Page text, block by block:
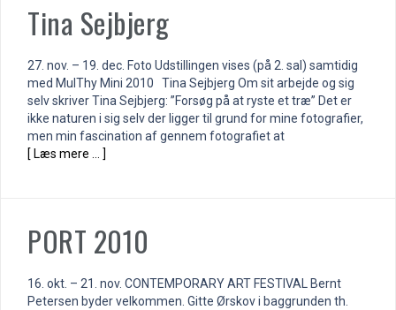
Tina Sejbjerg
27. nov. – 19. dec. Foto Udstillingen vises (på 2. sal) samtidig
med MulThy Mini 2010 Tina Sejbjerg Om sit arbejde og sig
selv skriver Tina Sejbjerg: ”Forsøg på at ryste et træ” Det er
ikke naturen i sig selv der ligger til grund for mine fotografier,
men min fascination af gennem fotografiet at
[ Læs mere … ]
PORT 2010
16. okt. – 21. nov. CONTEMPORARY ART FESTIVAL Bernt
Petersen byder velkommen. Gitte Ørskov i baggrunden th.